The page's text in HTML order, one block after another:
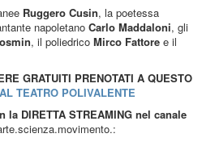
Ruggero Cusin, la poetessa
napoletano Carlo Maddaloni, gli
, il poliedrico Mirco Fattore e il
GRATUITI PRENOTATI A QUESTO
TEATRO POLIVALENTE
DIRETTA STREAMING nel canale